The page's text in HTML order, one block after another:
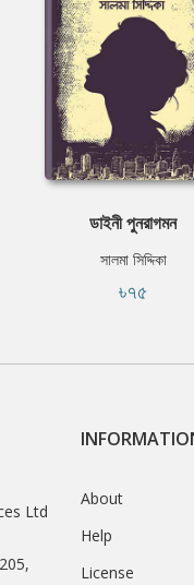
ডাইনী পুনরাগমন
সালমা সিদ্দিকা
৳৭৫
Ltd
About
Help
License